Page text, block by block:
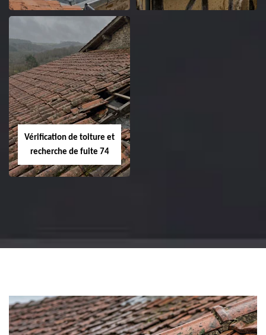
Vérification de toiture et
recherche de fuite 74